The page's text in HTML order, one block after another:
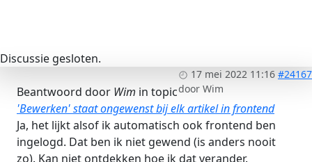
Discussie gesloten.
17 mei 2022 11:16 #24167
door Wim
Beantwoord door Wim in topic
'Bewerken' staat ongewenst bij elk artikel in frontend
Ja, het lijkt alsof ik automatisch ook frontend ben
ingelogd. Dat ben ik niet gewend (is anders nooit
zo). Kan niet ontdekken hoe ik dat verander.